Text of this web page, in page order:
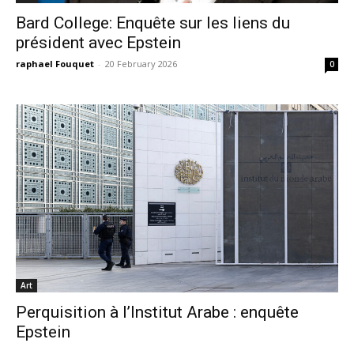
Bard College: Enquête sur les liens du
président avec Epstein
raphael Fouquet - 20 February 2026 0
Art
Perquisition à l’Institut Arabe : enquête
Epstein